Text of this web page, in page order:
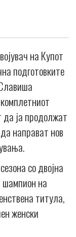
на Купот
подготовките
да ја продолжат
направат нов
со двојна
шампион на
титула,
женски